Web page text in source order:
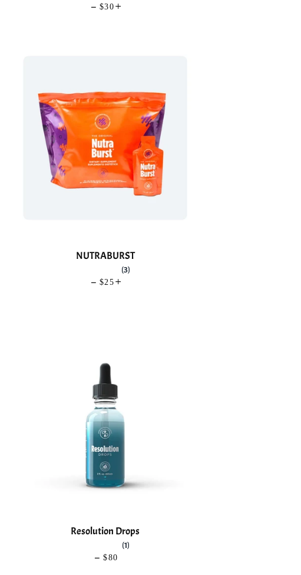
— PRECIO HABITUAL
$30
NUTRABURST
(3)
— PRECIO HABITUAL
$25
Resolution Drops
(1)
— PRECIO HABITUAL
$80